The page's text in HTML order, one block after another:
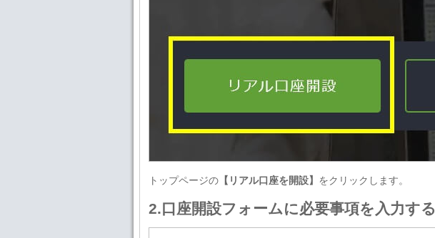
トップページの 【リアル口座を開設】 をクリックします。
2.口座開設フォームに必要事項を入力する